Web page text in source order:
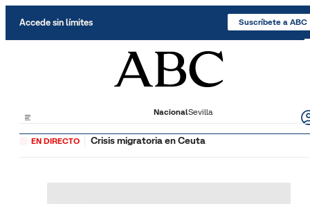
Accede sin límites Suscríbete a ABC
NacionalSevilla
EN DIRECTO Crisis migratoria en Ceuta